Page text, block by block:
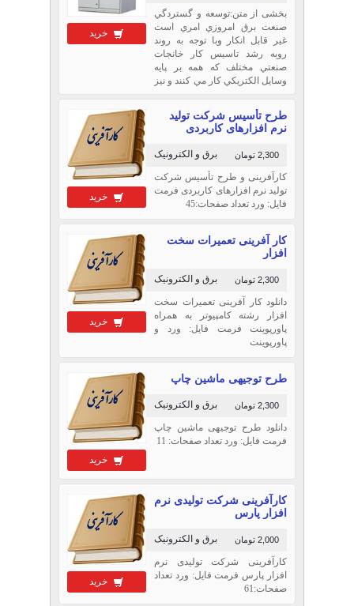
خرید
بخشی از متن:توسعه و گستردگي
صنعت برق امروزي امري است
غير قابل انكار وبا توجه به روند
روبه رشد تاسيس كار خانجات
صنعتي مختلف كه همه بر پايه
وسايل الكتريكي كار مي كنند و نيز
صنعتي براي كنترل تجهيزات داخل
كارخانه من ...
خرید
طرح تأسیس شرکت تولید
نرم افزارهای کاربردی
برق و الکترونیک 2,300 تومان
کارآفرینی و طرح تأسیس شرکت
تولید نرم افزارهای کاربردی فرمت
فایل: ورد تعداد صفحات:45
خرید
كار آفرینی تعمیرات سخت
افزار
برق و الکترونیک 2,300 تومان
دانلود كار آفرینی تعمیرات سخت
افزار رشته کامپیوتر به همراه
پاورپوینت فرمت فایل: ورد و
پاورپوینت
خرید
طرح توجیهی ماشین چاپ
برق و الکترونیک 2,300 تومان
دانلود طرح توجیهی ماشین چاپ
فرمت فایل: ورد تعداد صفحات: 11
خرید
کارآفرینی شرکت تولیدی نرم
افزار پارس
برق و الکترونیک 2,000 تومان
کارآفرینی شرکت تولیدی نرم
افزار پارس فرمت فایل: ورد تعداد
صفحات:61